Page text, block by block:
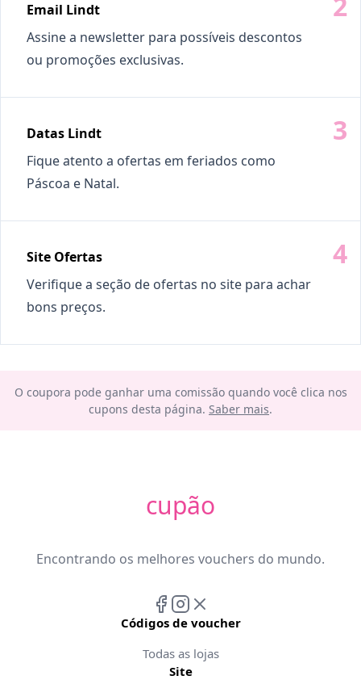
Email Lindt
Assine a newsletter para possíveis descontos
ou promoções exclusivas.
Datas Lindt
Fique atento a ofertas em feriados como
Páscoa e Natal.
Site Ofertas
Verifique a seção de ofertas no site para achar
bons preços.
O coupora pode ganhar uma comissão quando você clica nos
cupons desta página. Saber mais.
cupão
Encontrando os melhores vouchers do mundo.
Códigos de voucher
Todas as lojas
Site